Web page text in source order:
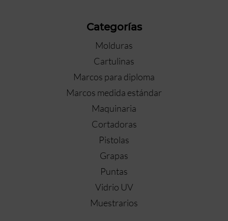
Categorías
Molduras
Cartulinas
Marcos para diploma
Marcos medida estándar
Maquinaria
Cortadoras
Pistolas
Grapas
Puntas
Vidrio UV
Muestrarios